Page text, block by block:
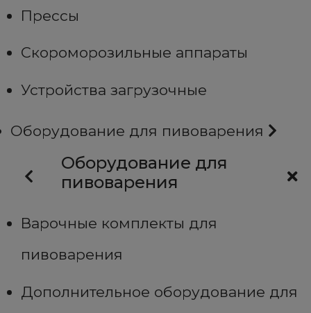
Прессы
Скороморозильные аппараты
Устройства загрузочные
Оборудование для пивоварения
Оборудование для
пивоварения
Варочные комплекты для
пивоварения
Дополнительное оборудование для